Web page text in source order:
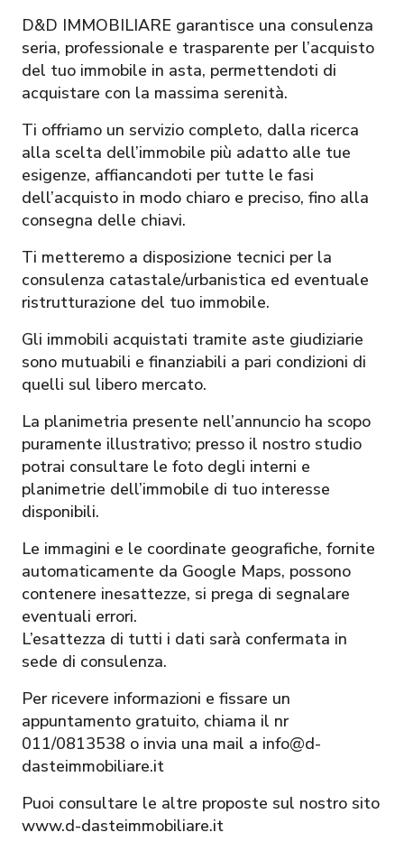
D&D IMMOBILIARE garantisce una consulenza
seria, professionale e trasparente per l’acquisto
del tuo immobile in asta, permettendoti di
acquistare con la massima serenità.
Ti offriamo un servizio completo, dalla ricerca
alla scelta dell’immobile più adatto alle tue
esigenze, affiancandoti per tutte le fasi
dell’acquisto in modo chiaro e preciso, fino alla
consegna delle chiavi.
Ti metteremo a disposizione tecnici per la
consulenza catastale/urbanistica ed eventuale
ristrutturazione del tuo immobile.
Gli immobili acquistati tramite aste giudiziarie
sono mutuabili e finanziabili a pari condizioni di
quelli sul libero mercato.
La planimetria presente nell’annuncio ha scopo
puramente illustrativo; presso il nostro studio
potrai consultare le foto degli interni e
planimetrie dell’immobile di tuo interesse
disponibili.
Le immagini e le coordinate geografiche, fornite
automaticamente da Google Maps, possono
contenere inesattezze, si prega di segnalare
eventuali errori.
L’esattezza di tutti i dati sarà confermata in
sede di consulenza.
Per ricevere informazioni e fissare un
appuntamento gratuito, chiama il nr
011/0813538 o invia una mail a info@d-
dasteimmobiliare.it
Puoi consultare le altre proposte sul nostro sito
www.d-dasteimmobiliare.it